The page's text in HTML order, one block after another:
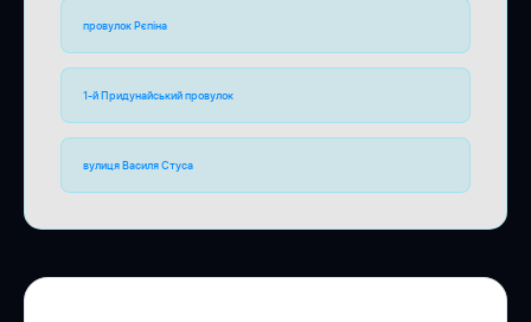
провулок Рєпіна
1-й Придунайський провулок
вулиця Василя Стуса